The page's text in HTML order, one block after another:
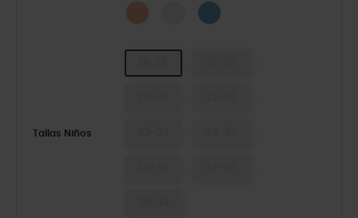
Electric Sunstone
Grape IceElite Blue
Tallas Niños